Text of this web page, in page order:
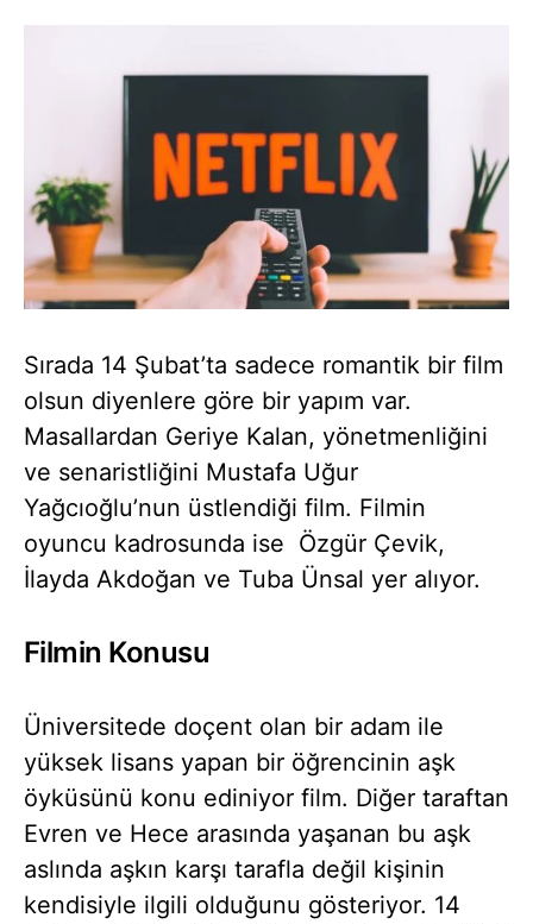
Sırada 14 Şubat’ta sadece romantik bir film
olsun diyenlere göre bir yapım var.
Masallardan Geriye Kalan, yönetmenliğini
ve senaristliğini Mustafa Uğur
Yağcıoğlu’nun üstlendiği film. Filmin
oyuncu kadrosunda ise Özgür Çevik,
İlayda Akdoğan ve Tuba Ünsal yer alıyor.
Filmin Konusu
Üniversitede doçent olan bir adam ile
yüksek lisans yapan bir öğrencinin aşk
öyküsünü konu ediniyor film. Diğer taraftan
Evren ve Hece arasında yaşanan bu aşk
aslında aşkın karşı tarafla değil kişinin
kendisiyle ilgili olduğunu gösteriyor. 14